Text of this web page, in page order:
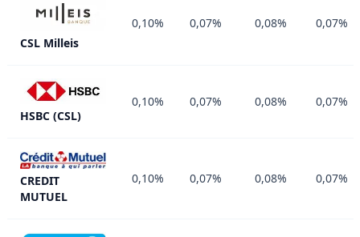
CSL Milleis
0,10% 0,07% 0,08% 0,07%
HSBC (CSL)
0,10% 0,07% 0,08% 0,07%
CREDIT
MUTUEL
0,10% 0,07% 0,08% 0,07%